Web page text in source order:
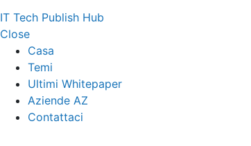
IT Tech Publish Hub
Close
Casa
Temi
Ultimi Whitepaper
Aziende AZ
Contattaci